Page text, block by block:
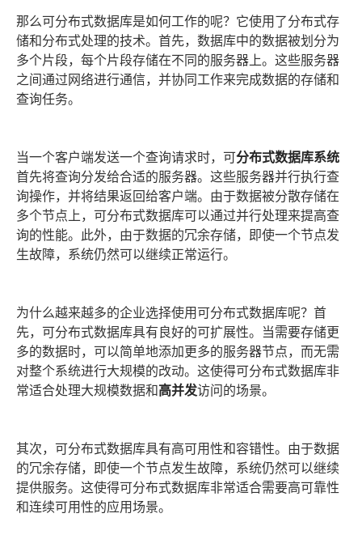
那么可分布式数据库是如何工作的呢？它使用了分布式存
储和分布式处理的技术。首先，数据库中的数据被划分为
多个片段，每个片段存储在不同的服务器上。这些服务器
之间通过网络进行通信，并协同工作来完成数据的存储和
查询任务。
当一个客户端发送一个查询请求时，可分布式数据库系统
首先将查询分发给合适的服务器。这些服务器并行执行查
询操作，并将结果返回给客户端。由于数据被分散存储在
多个节点上，可分布式数据库可以通过并行处理来提高查
询的性能。此外，由于数据的冗余存储，即使一个节点发
生故障，系统仍然可以继续正常运行。
为什么越来越多的企业选择使用可分布式数据库呢？首
先，可分布式数据库具有良好的可扩展性。当需要存储更
多的数据时，可以简单地添加更多的服务器节点，而无需
对整个系统进行大规模的改动。这使得可分布式数据库非
常适合处理大规模数据和高并发访问的场景。
其次，可分布式数据库具有高可用性和容错性。由于数据
的冗余存储，即使一个节点发生故障，系统仍然可以继续
提供服务。这使得可分布式数据库非常适合需要高可靠性
和连续可用性的应用场景。